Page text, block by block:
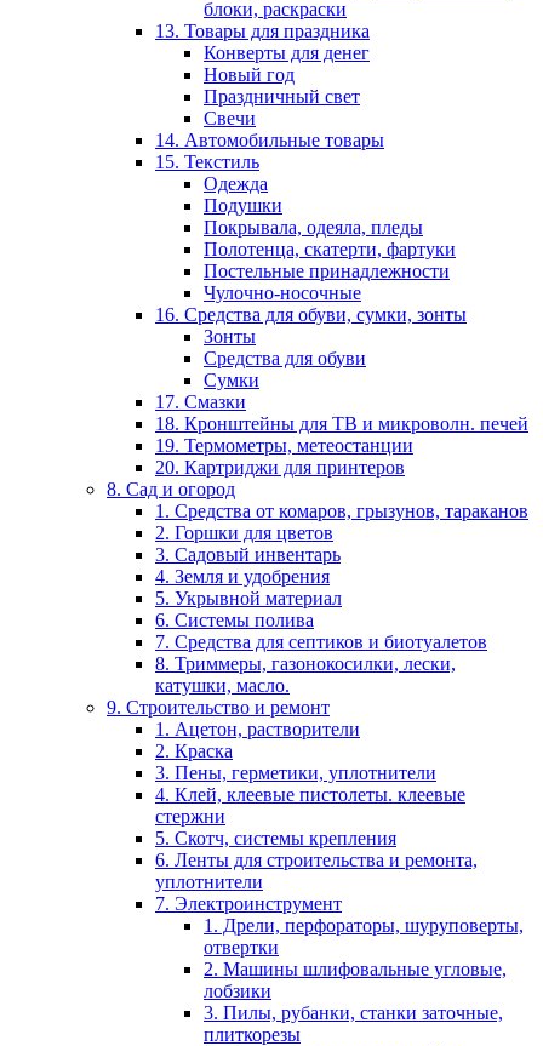
блоки, раскраски
13. Товары для праздника
Конверты для денег
Новый год
Праздничный свет
Свечи
14. Автомобильные товары
15. Текстиль
Одежда
Подушки
Покрывала, одеяла, пледы
Полотенца, скатерти, фартуки
Постельные принадлежности
Чулочно-носочные
16. Средства для обуви, сумки, зонты
Зонты
Средства для обуви
Сумки
17. Смазки
18. Кронштейны для ТВ и микроволн. печей
19. Термометры, метеостанции
20. Картриджи для принтеров
8. Сад и огород
1. Средства от комаров, грызунов, тараканов
2. Горшки для цветов
3. Садовый инвентарь
4. Земля и удобрения
5. Укрывной материал
6. Системы полива
7. Средства для септиков и биотуалетов
8. Триммеры, газонокосилки, лески,
катушки, масло.
9. Строительство и ремонт
1. Ацетон, растворители
2. Краска
3. Пены, герметики, уплотнители
4. Клей, клеевые пистолеты. клеевые
стержни
5. Скотч, системы крепления
6. Ленты для строительства и ремонта,
уплотнители
7. Электроинструмент
1. Дрели, перфораторы, шуруповерты,
отвертки
2. Машины шлифовальные угловые,
лобзики
3. Пилы, рубанки, станки заточные,
плиткорезы